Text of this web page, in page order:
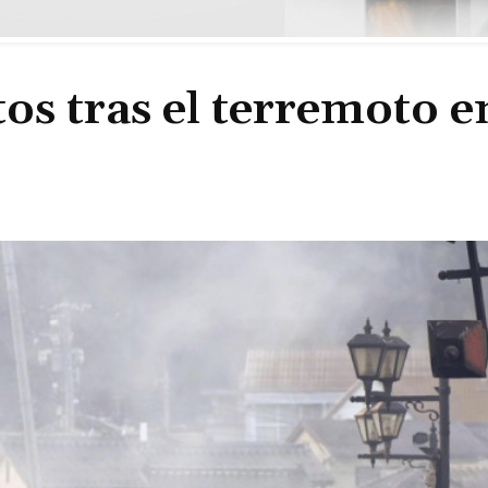
tras el terremoto